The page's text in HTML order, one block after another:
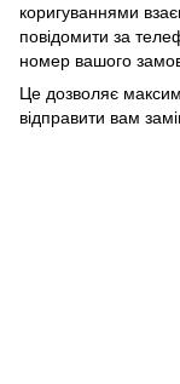
коригуваннями
повідомити за
номер вашого
Це дозволяє
відправити вам